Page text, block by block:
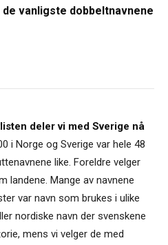
vanligste dobbeltnavnene
deler vi med Sverige nå
i Norge og Sverige var hele 48
like. Foreldre velger
landene. Mange av navnene
var navn som brukes i ulike
nordiske navn der svenskene
mens vi velger de med